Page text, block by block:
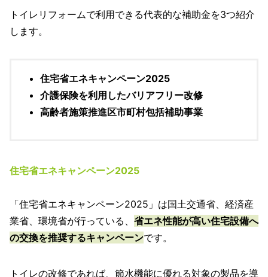
トイレリフォームで利用できる代表的な補助金を3つ紹介
します。
住宅省エネキャンペーン2025
介護保険を利用したバリアフリー改修
高齢者施策推進区市町村包括補助事業
住宅省エネキャンペーン2025
「住宅省エネキャンペーン2025」は国土交通省、経済産
業省、環境省が行っている、 省エネ性能が高い住宅設備へ
の交換を推奨するキャンペーンです。
トイレの改修であれば、節水機能に優れる対象の製品を導